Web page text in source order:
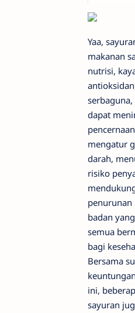
Yaa,
makanan
nutrisi,
serbaguna,
dapat
mengatur
darah,
risiko
penurunan
badan
semua
bagi
Bersama
ini,
sayuran